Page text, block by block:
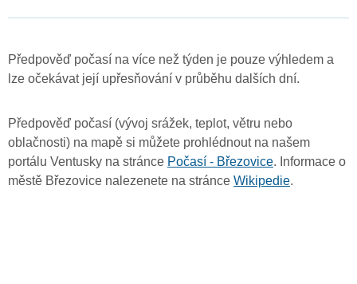
Předpověď počasí na více než týden je pouze výhledem a
lze očekávat její upřesňování v průběhu dalších dní.
Předpověď počasí (vývoj srážek, teplot, větru nebo
oblačnosti) na mapě si můžete prohlédnout na našem
portálu Ventusky na stránce Počasí - Březovice. Informace o
městě Březovice nalezenete na stránce Wikipedie.